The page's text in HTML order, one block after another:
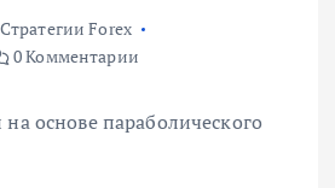
Стратегии Forex
0 Комментарии
основе параболического